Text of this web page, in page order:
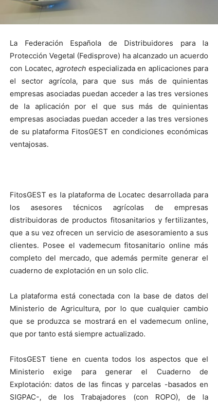
La Federación Española de Distribuidores para la
Protección Vegetal (Fedisprove) ha alcanzado un acuerdo
con Locatec, agrotech especializada en aplicaciones para
el sector agrícola, para que sus más de quinientas
empresas asociadas puedan acceder a las tres versiones
de la aplicación por el que sus más de quinientas
empresas asociadas puedan acceder a las tres versiones
de su plataforma FitosGEST en condiciones económicas
ventajosas.
FitosGEST es la plataforma de Locatec desarrollada para
los asesores técnicos agrícolas de empresas
distribuidoras de productos fitosanitarios y fertilizantes,
que a su vez ofrecen un servicio de asesoramiento a sus
clientes. Posee el vademecum fitosanitario online más
completo del mercado, que además permite generar el
cuaderno de explotación en un solo clic.
La plataforma está conectada con la base de datos del
Ministerio de Agricultura, por lo que cualquier cambio
que se produzca se mostrará en el vademecum online,
que por tanto está siempre actualizado.
FitosGEST tiene en cuenta todos los aspectos que el
Ministerio exige para generar el Cuaderno de
Explotación: datos de las fincas y parcelas -basados en
SIGPAC-, de los Trabajadores (con ROPO), de la